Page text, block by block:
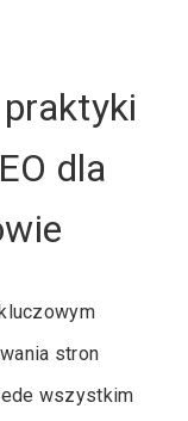
dla
stron
wszystkim